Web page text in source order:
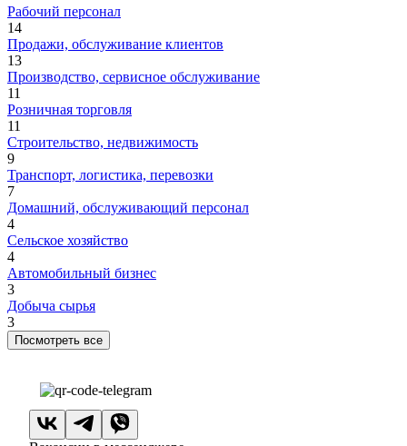
Рабочий персонал
14
Продажи, обслуживание клиентов
13
Производство, сервисное обслуживание
11
Розничная торговля
11
Строительство, недвижимость
9
Транспорт, логистика, перевозки
7
Домашний, обслуживающий персонал
4
Сельское хозяйство
4
Автомобильный бизнес
3
Добыча сырья
3
Посмотреть все